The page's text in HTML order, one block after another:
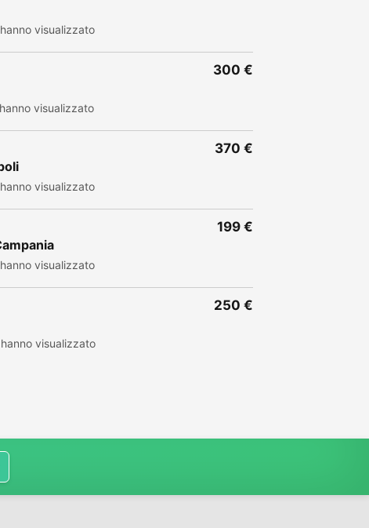
visualizzato
visualizzato
300 €
visualizzato
370 €
visualizzato
199 €
visualizzato
250 €